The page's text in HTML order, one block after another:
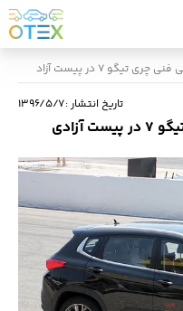
تیگو 7 در پیست آزادی
تاریخ انتشار:۱۳۹۶/۵/۷